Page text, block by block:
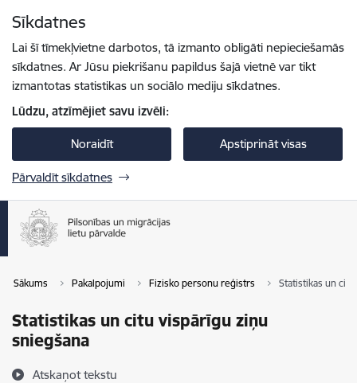
Sīkdatnes
Lai šī tīmekļvietne darbotos, tā izmanto obligāti nepieciešamās
sīkdatnes. Ar Jūsu piekrišanu papildus šajā vietnē var tikt
izmantotas statistikas un sociālo mediju sīkdatnes.
Lūdzu, atzīmējiet savu izvēli:
Noraidīt Apstiprināt visas
Pārvaldīt sīkdatnes
Sākums Pakalpojumi Fizisko personu reģistrs Statistikas un
Statistikas un citu vispārīgu ziņu
sniegšana
Atskaņot tekstu